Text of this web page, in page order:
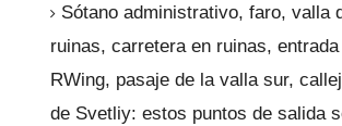
Sótano administrativo, faro, valla
ruinas, carretera en ruinas,
RWing, pasaje de la valla sur,
de Svetliy: estos puntos de salida